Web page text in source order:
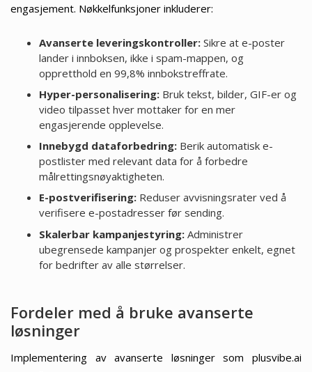
engasjement. Nøkkelfunksjoner inkluderer:
Avanserte leveringskontroller:Sikre at e-poster
lander i innboksen, ikke i spam-mappen, og
oppretthold en 99,8% innbokstreffrate.
Hyper-personalisering:Bruk tekst, bilder, GIF-er og
video tilpasset hver mottaker for en mer
engasjerende opplevelse.
Innebygd dataforbedring:Berik automatisk e-
postlister med relevant data for å forbedre
målrettingsnøyaktigheten.
E-postverifisering:Reduser avvisningsrater ved å
verifisere e-postadresser før sending.
Skalerbar kampanjestyring:Administrer
ubegrensede kampanjer og prospekter enkelt, egnet
for bedrifter av alle størrelser.
Fordeler med å bruke avanserte
løsninger
Implementering av avanserte løsninger som plusvibe.ai